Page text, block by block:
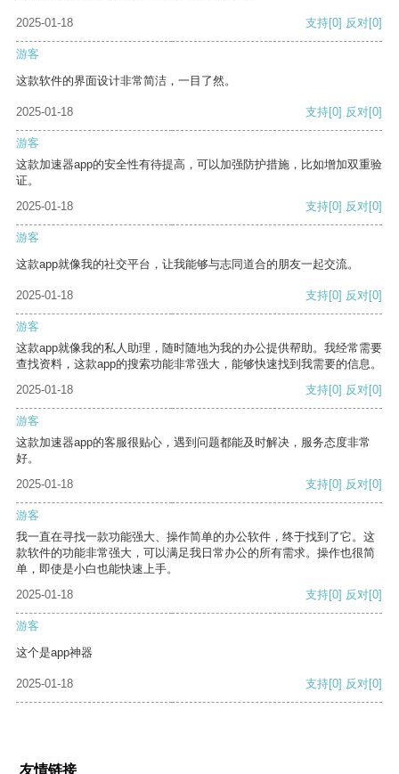
2025-01-18 支持[0] 反对[0]
游客
这款软件的界面设计非常简洁，一目了然。
2025-01-18 支持[0] 反对[0]
游客
这款加速器app的安全性有待提高，可以加强防护措施，比如增加双重验
证。
2025-01-18
支持[0] 反对[0]
游客
这款app就像我的社交平台，让我能够与志同道合的朋友一起交流。
2025-01-18 支持[0] 反对[0]
游客
这款app就像我的私人助理，随时随地为我的办公提供帮助。我经常需要
查找资料，这款app的搜索功能非常强大，能够快速找到我需要的信息。
2025-01-18
支持[0] 反对[0]
游客
这款加速器app的客服很贴心，遇到问题都能及时解决，服务态度非常
好。
2025-01-18
支持[0] 反对[0]
游客
我一直在寻找一款功能强大、操作简单的办公软件，终于找到了它。这
款软件的功能非常强大，可以满足我日常办公的所有需求。操作也很简
单，即使是小白也能快速上手。
2025-01-18
支持[0] 反对[0]
游客
这个是app神器
2025-01-18 支持[0] 反对[0]
友情链接